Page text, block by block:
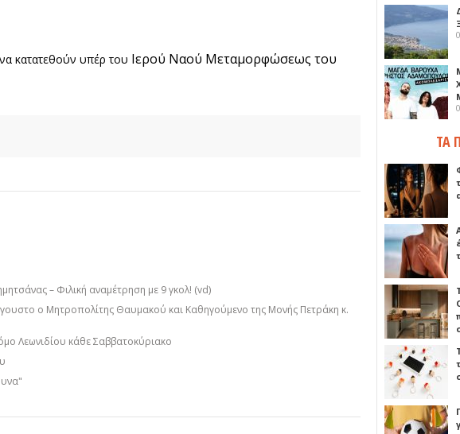
κατατεθούν υπέρ του Ιερού Ναού Μεταμορφώσεως του
– Φιλική αναμέτρηση με 9 γκολ! (vd)
ο Μητροπολίτης Θαυμακού και Καθηγούμενο της Μονής Πετράκη κ.
Λεωνιδίου κάθε Σαββατοκύριακο
ΤΑ